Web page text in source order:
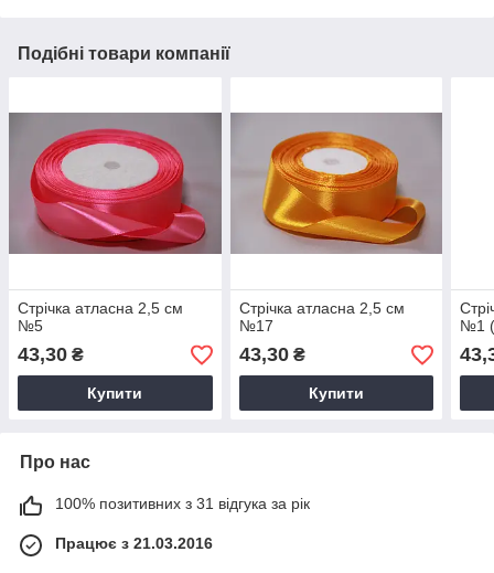
Подібні товари компанії
Стрічка атласна 2,5 см
№5
43,30 ₴
Купити
Стрічка атласна 2,5 см
№17
43,30₴
Купити
№1
Про нас
100% позитивних з 31 відгука за рік
Працює з 21.03.2016